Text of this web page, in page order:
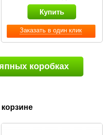
Заказать в один клик
Small
Купить
коробках